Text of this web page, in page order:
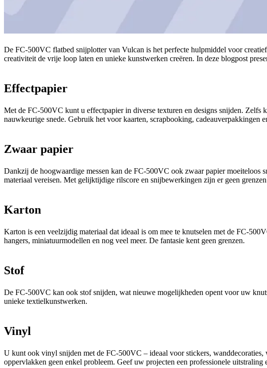
De FC-500VC flatbed snijplotter van Vulcan is het perfecte hulpmiddel voor
creativiteit de vrije loop laten en unieke kunstwerken creëren. In deze blogpost
Effectpapier
Met de FC-500VC kunt u effectpapier in diverse texturen en designs snijden.
nauwkeurige snede. Gebruik het voor kaarten, scrapbooking, cadeauverpakkingen
Zwaar papier
Dankzij de hoogwaardige messen kan de FC-500VC ook zwaar papier moeiteloos
materiaal vereisen. Met gelijktijdige rilscore en snijbewerkingen zijn er geen
Karton
Karton is een veelzijdig materiaal dat ideaal is om mee te knutselen met de FC-
hangers, miniatuurmodellen en nog veel meer. De fantasie kent geen grenzen.
Stof
De FC-500VC kan ook stof snijden, wat nieuwe mogelijkheden opent voor uw
unieke textielkunstwerken.
Vinyl
U kunt ook vinyl snijden met de FC-500VC – ideaal voor stickers,
oppervlakken geen enkel probleem. Geef uw projecten een professionele uitstraling